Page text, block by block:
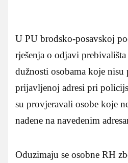
U PU brodsko-posavskoj
rješenja o odjavi
dužnosti osobama koje nisu
prijavljenoj adresi pri
su provjeravali osobe koje
nadene na navedenim
Oduzimaju se osobne RH